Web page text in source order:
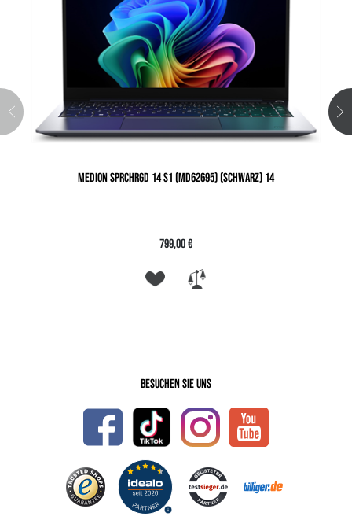
MEDION SPRCHRGD 14 S1 (MD62695) (SCHWARZ) 14
799,00 €
Besuchen Sie uns